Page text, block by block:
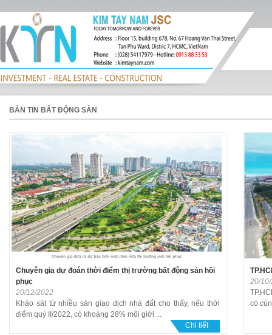
BẢN TIN BẤT ĐỘNG SẢN
Chuyên gia dự đoán thời điểm thị trường bất động sản hồi
phục
20/12/2022
Khảo sát từ nhiều sàn giao dịch nhà đất cho thấy, nếu thời
điểm quý II/2022, có khoảng 28% môi giới ...
Chi tiết
20/
có